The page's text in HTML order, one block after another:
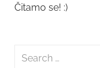
Čitamo se! :)
Search